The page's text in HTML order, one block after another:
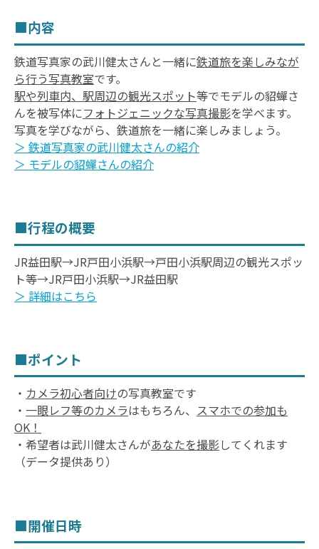
■内容
鉄道写真家の武川健太さんと一緒に鉄道旅を楽しみなが
ら行う写真教室です。
駅や列車内、駅周辺の観光スポット等でモデルの貂蟬さ
んを被写体にフォトジェニックな写真撮影を学べます。
写真を学びながら、鉄道旅を一緒に楽しみましょう。
＞ 鉄道写真家の武川健太さんの紹介
＞ モデルの貂蟬さんの紹介
■行程の概要
JR益田駅→JR戸田小浜駅→戸田小浜駅周辺の観光スポッ
ト等→JR戸田小浜駅→JR益田駅
＞ 詳細はこちら
■ポイント
・ カメラ初心者向けの写真教室です
・ 一眼レフ等のカメラはもちろん、 スマホでの参加も
OK！
・希望者は武川健太さんがあなたを撮影してくれます
（データ提供あり）
■開催日時